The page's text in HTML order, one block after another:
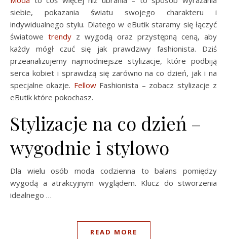
siebie, pokazania światu swojego charakteru i
indywidualnego stylu. Dlatego w eButik staramy się łączyć
światowe trendy z wygodą oraz przystępną ceną, aby
każdy mógł czuć się jak prawdziwy fashionista. Dziś
przeanalizujemy najmodniejsze stylizacje, które podbiją
serca kobiet i sprawdzą się zarówno na co dzień, jak i na
specjalne okazje. FellowFashionista – zobacz stylizacje z
eButik które pokochasz.
Stylizacje na co dzień –
wygodnie i stylowo
Dla wielu osób moda codzienna to balans pomiędzy
wygodą a atrakcyjnym wyglądem. Klucz do stworzenia
idealnego …
READ MORE